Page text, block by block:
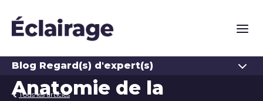
Blog Regard(s) d'expert(s)
Tous les articles
Anatomie de la